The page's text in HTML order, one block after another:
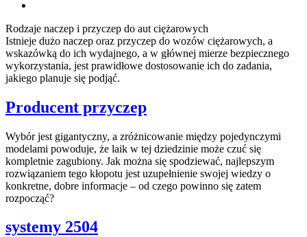
Rodzaje naczep i przyczep do aut ciężarowych
Istnieje dużo naczep oraz przyczep do wozów ciężarowych, a
wskazówką do ich wydajnego, a w głównej mierze bezpiecznego
wykorzystania, jest prawidłowe dostosowanie ich do zadania,
jakiego planuje się podjąć.
Producent przyczep
Wybór jest gigantyczny, a zróżnicowanie między pojedynczymi
modelami powoduje, że laik w tej dziedzinie może czuć się
kompletnie zagubiony. Jak można się spodziewać, najlepszym
rozwiązaniem tego kłopotu jest uzupełnienie swojej wiedzy o
konkretne, dobre informacje – od czego powinno się zatem
rozpocząć?
systemy 2504